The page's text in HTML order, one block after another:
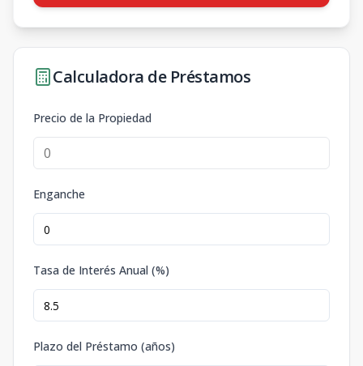
Calculadora de Préstamos
Precio de la Propiedad
Enganche
Tasa de Interés Anual (%)
Plazo del Préstamo (años)